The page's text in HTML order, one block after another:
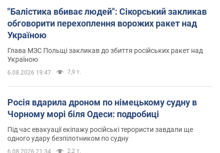
"Балістика вбиває людей": Сікорський закликав
обговорити перехоплення ворожих ракет над
Україною
Глава МЗС Польщі закликав до збиття російських ракет над
Україною
6.08.2026 19:47 7,9 т.
Росія вдарила дроном по німецькому судну в
Чорному морі біля Одеси: подробиці
Під час евакуації екіпажу російські терористи завдали ще
одного удару безпілотником по судну
6.08.2026 21:34 2,2 т.